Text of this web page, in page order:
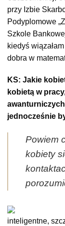
przy Izbie
Podyplomowe
Szkole
kiedyś
dobra w
KS: Jakie
kobietą w
jednocześnie
Powiem
kobiety
inteligentne,